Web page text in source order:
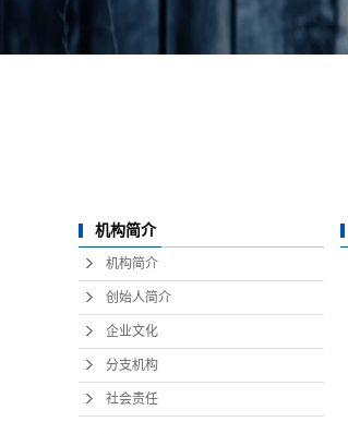
机构简介
机构简介
创始人简介
企业文化
分支机构
社会责任